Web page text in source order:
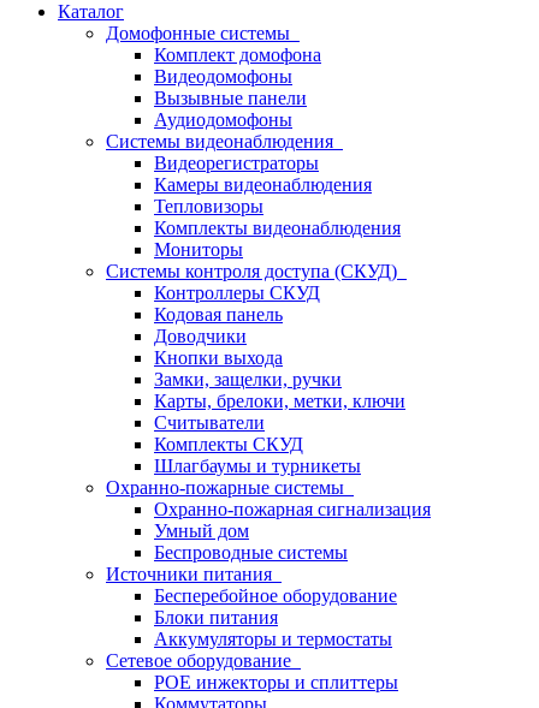
Каталог
Домофонные системы
Комплект домофона
Видеодомофоны
Вызывные панели
Аудиодомофоны
Системы видеонаблюдения
Видеорегистраторы
Камеры видеонаблюдения
Тепловизоры
Комплекты видеонаблюдения
Мониторы
Системы контроля доступа (СКУД)
Контроллеры СКУД
Кодовая панель
Доводчики
Кнопки выхода
Замки, защелки, ручки
Карты, брелоки, метки, ключи
Считыватели
Комплекты СКУД
Шлагбаумы и турникеты
Охранно-пожарные системы
Охранно-пожарная сигнализация
Умный дом
Беспроводные системы
Источники питания
Бесперебойное оборудование
Блоки питания
Аккумуляторы и термостаты
Сетевое оборудование
POE инжекторы и сплиттеры
Коммутаторы